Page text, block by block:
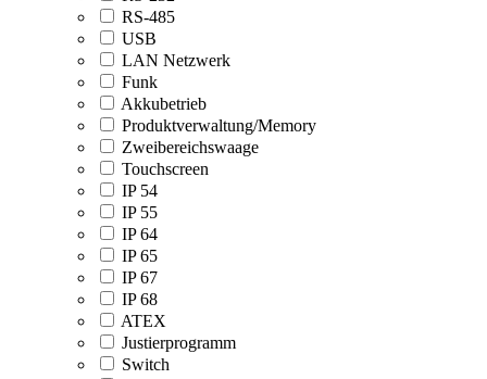
RS-485
USB
LAN Netzwerk
Funk
Akkubetrieb
Produktverwaltung/Memory
Zweibereichswaage
Touchscreen
IP 54
IP 55
IP 64
IP 65
IP 67
IP 68
ATEX
Justierprogramm
Switch